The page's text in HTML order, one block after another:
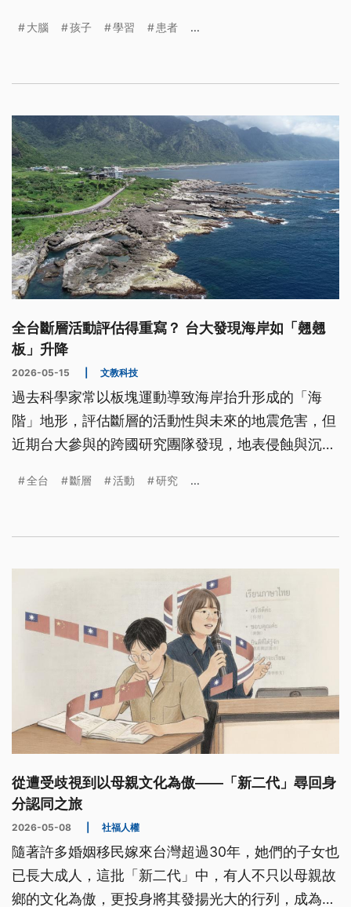
ADHD是什麼？長大會變好嗎？有性別差異嗎？患者
大腦 孩子 學習 患者 ...
全台斷層活動評估得重寫？ 台大發現海岸如「翹翹
板」升降
2026-05-15 文教科技
過去科學家常以板塊運動導致海岸抬升形成的「海
階」地形，評估斷層的活動性與未來的地震危害，但
近期台大參與的跨國研究團隊發現，地表侵蝕與沉積
同「翹翹板」般的劇烈升降，花東海岸即在過去10萬
過去台灣斷層活動評估並未考量這項地質作用，所得
全台 斷層 活動 研究 ...
從遭受歧視到以母親文化為傲——「新二代」尋回身
分認同之旅
2026-05-08 社福人權
隨著許多婚姻移民嫁來台灣超過30年，她們的子女也
已長大成人，這批「新二代」中，有人不只以母親故
鄉的文化為傲，更投身將其發揚光大的行列，成為宜